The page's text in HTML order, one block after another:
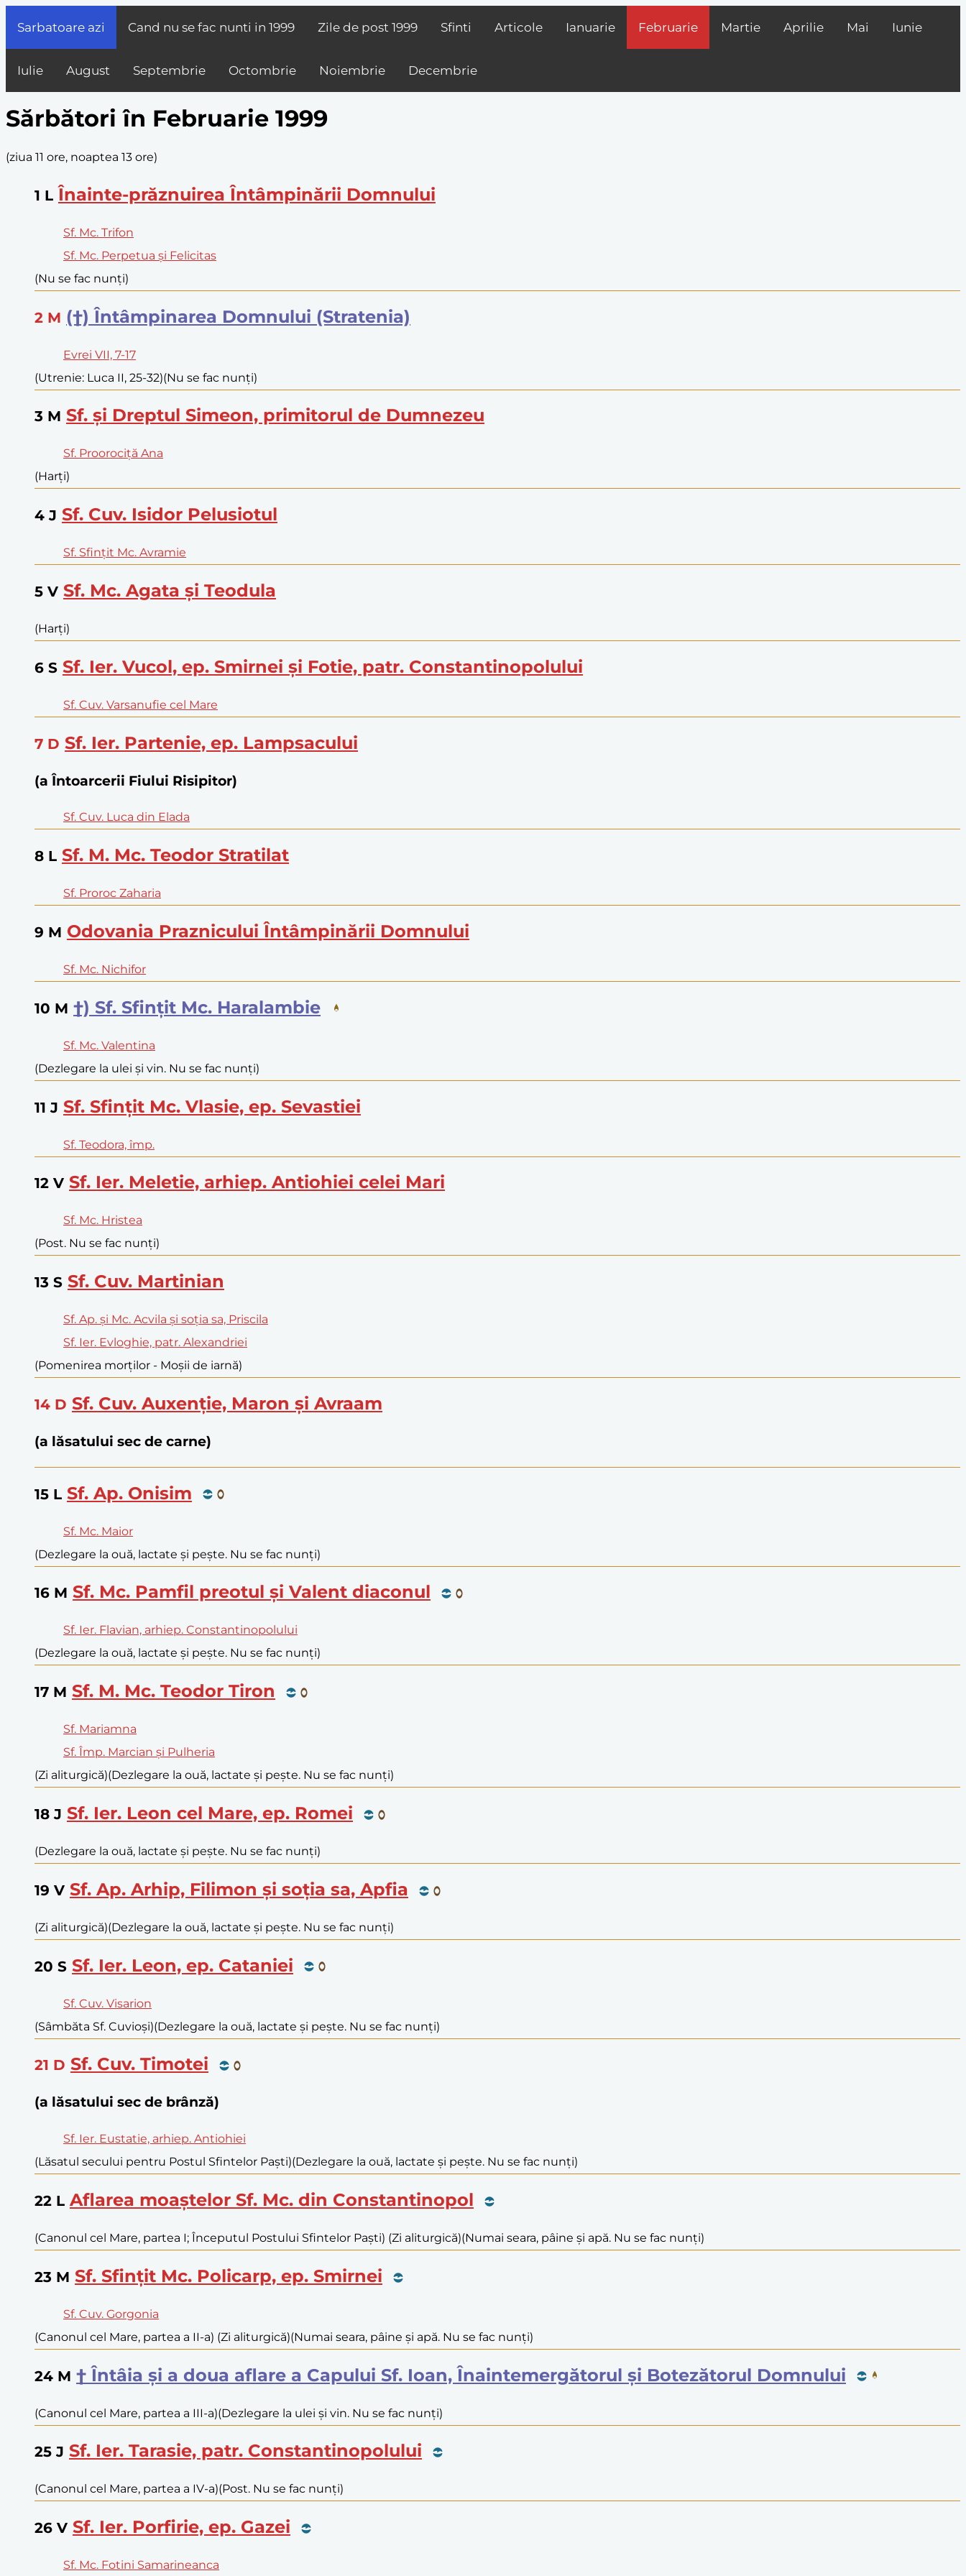
Sarbatoare azi Cand nu se fac nunti in 1999 Zile de post 1999 Sfinti Articole Ianuarie Februarie Martie Aprilie Mai Iunie
Iulie August Septembrie Octombrie Noiembrie Decembrie
Sărbători în Februarie 1999
(ziua 11 ore, noaptea 13 ore)
1 L Înainte-prăznuirea Întâmpinării Domnului
Sf. Mc. Trifon
Sf. Mc. Perpetua și Felicitas
(Nu se fac nunți)
2 M (†) Întâmpinarea Domnului (Stratenia)
Evrei VII, 7-17
(Utrenie: Luca II, 25-32)(Nu se fac nunți)
3 M Sf. și Dreptul Simeon, primitorul de Dumnezeu
Sf. Proorociță Ana
(Harți)
4 J Sf. Cuv. Isidor Pelusiotul
Sf. Sfințit Mc. Avramie
5 V Sf. Mc. Agata și Teodula
(Harți)
6 S Sf. Ier. Vucol, ep. Smirnei și Fotie, patr. Constantinopolului
Sf. Cuv. Varsanufie cel Mare
7 D Sf. Ier. Partenie, ep. Lampsacului
(a Întoarcerii Fiului Risipitor)
Sf. Cuv. Luca din Elada
8 L Sf. M. Mc. Teodor Stratilat
Sf. Proroc Zaharia
9 M Odovania Praznicului Întâmpinării Domnului
Sf. Mc. Nichifor
10 M †) Sf. Sfințit Mc. Haralambie
Sf. Mc. Valentina
(Dezlegare la ulei și vin. Nu se fac nunți)
11 J Sf. Sfințit Mc. Vlasie, ep. Sevastiei
Sf. Teodora, împ.
12 V Sf. Ier. Meletie, arhiep. Antiohiei celei Mari
Sf. Mc. Hristea
(Post. Nu se fac nunți)
13 S Sf. Cuv. Martinian
Sf. Ap. și Mc. Acvila și soția sa, Priscila
Sf. Ier. Evloghie, patr. Alexandriei
(Pomenirea morților - Moșii de iarnă)
14 D Sf. Cuv. Auxenție, Maron și Avraam
(a lăsatului sec de carne)
15 L Sf. Ap. Onisim
Sf. Mc. Maior
(Dezlegare la ouă, lactate și pește. Nu se fac nunți)
16 M Sf. Mc. Pamfil preotul și Valent diaconul
Sf. Ier. Flavian, arhiep. Constantinopolului
(Dezlegare la ouă, lactate și pește. Nu se fac nunți)
17 M Sf. M. Mc. Teodor Tiron
Sf. Mariamna
Sf. Împ. Marcian și Pulheria
(Zi aliturgică)(Dezlegare la ouă, lactate și pește. Nu se fac nunți)
18 J Sf. Ier. Leon cel Mare, ep. Romei
(Dezlegare la ouă, lactate și pește. Nu se fac nunți)
19 V Sf. Ap. Arhip, Filimon și soția sa, Apfia
(Zi aliturgică)(Dezlegare la ouă, lactate și pește. Nu se fac nunți)
20 S Sf. Ier. Leon, ep. Cataniei
Sf. Cuv. Visarion
(Sâmbăta Sf. Cuvioși)(Dezlegare la ouă, lactate și pește. Nu se fac nunți)
21 D Sf. Cuv. Timotei
(a lăsatului sec de brânză)
Sf. Ier. Eustatie, arhiep. Antiohiei
(Lăsatul secului pentru Postul Sfintelor Paști)(Dezlegare la ouă, lactate și pește. Nu se fac nunți)
22 L Aflarea moaștelor Sf. Mc. din Constantinopol
(Canonul cel Mare, partea I; Începutul Postului Sfintelor Paști) (Zi aliturgică)(Numai seara, pâine și apă. Nu se fac nunți)
23 M Sf. Sfințit Mc. Policarp, ep. Smirnei
Sf. Cuv. Gorgonia
(Canonul cel Mare, partea a II-a) (Zi aliturgică)(Numai seara, pâine și apă. Nu se fac nunți)
24 M † Întâia și a doua aflare a Capului Sf. Ioan, Înaintemergătorul și Botezătorul Domnului
(Canonul cel Mare, partea a III-a)(Dezlegare la ulei și vin. Nu se fac nunți)
25 J Sf. Ier. Tarasie, patr. Constantinopolului
(Canonul cel Mare, partea a IV-a)(Post. Nu se fac nunți)
26 V Sf. Ier. Porfirie, ep. Gazei
Sf. Mc. Fotini Samarineanca